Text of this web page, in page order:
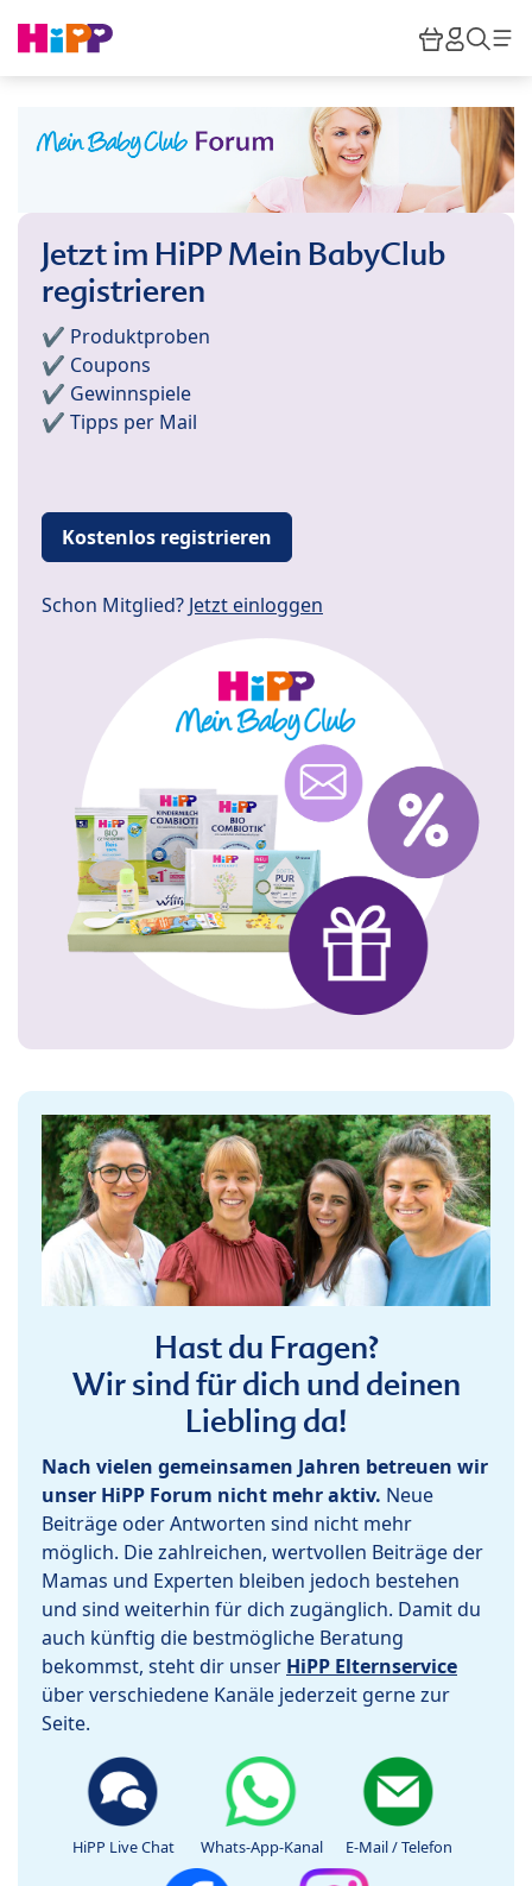
HiPP
Jetzt im HiPP Mein BabyClub
registrieren
✔️ Produktproben
✔️ Coupons
✔️ Gewinnspiele
✔️ Tipps per Mail
Kostenlos registrieren
Schon Mitglied? Jetzt einloggen
Hast du Fragen?
Wir sind für dich und deinen
Liebling da!
Nach vielen gemeinsamen Jahren betreuen wir
unser HiPP Forum nicht mehr aktiv. Neue
Beiträge oder Antworten sind nicht mehr
möglich. Die zahlreichen, wertvollen Beiträge der
Mamas und Experten bleiben jedoch bestehen
und sind weiterhin für dich zugänglich. Damit du
auch künftig die bestmögliche Beratung
bekommst, steht dir unser HiPP Elternservice
über verschiedene Kanäle jederzeit gerne zur
Seite.
HiPP Live Chat Whats-App-Kanal E-Mail / Telefon